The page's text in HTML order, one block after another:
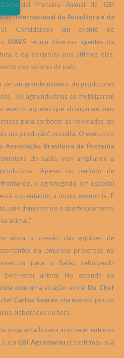
Proteína Animal da GSI
Internacional da Avicultura e da
Considerado um evento de
SIAVS reuniu diversos agentes da
e da avicultura nos últimos dias,
dos setores do país.
de um grande número de produtores
“As agroindústrias se mobilizaram
evento aqueles que alcançaram seus
para conhecer as novidades do
sua produção”, ressalta. O executivo
Associação Brasileira de Proteína
do Salão, vem ampliando a
“Apesar do período de
o agronegócio, em especial
sustentando a nossa economia. E
que demonstrou o aperfeiçoamento
animal.”
ainda a coesão das equipes de
da empresa presentes no
para o Salão, reforçando
estar animal. No estande da
com uma atração extra: Du Chef
Carlos Soares oferecendo pratos
elaborados na hora.
programada para acontecer entre os
e a GSI Agromarau já confirmou sua